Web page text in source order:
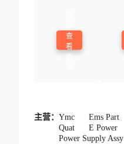
查
看
主营： Ymc Ems Part
Quat
E Power
Power Supply Assy